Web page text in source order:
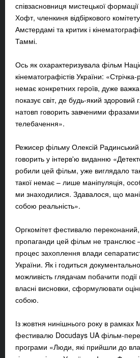
співзасновниця мистецької
Хофт, членкиня відбіркового
Амстердамі та критик і
Таммі.
Ось як охарактеризувала фільм
кінематографістів України:
немає конкретних героїв, дуже
показує світ, де будь-який здоровий
натовп говорить завченими фразами
телебачення».
Режисер фільму Олексій
говорить у інтерв'ю виданню
робили цей фільм, уже виглядало
такої немає – лише маніпуляція,
ми знаходилися. Здавалося, що
собою реальність».
Оргкомітет фестивалю
пропаганди цей фільм не транслює
процес захоплення влади
України. Як і годиться
можливість глядачам побачити події
власні висновки, сформулювати
собою.
Із жовтня нинішнього року в рамках
фестивалю Docudays UA фільм-
програми «Люди, які прийшли до